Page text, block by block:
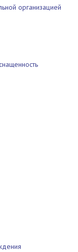
организацией